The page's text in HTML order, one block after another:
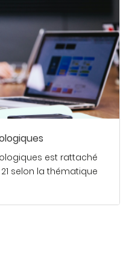
est rattaché
selon la thématique